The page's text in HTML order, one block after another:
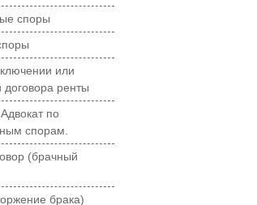
споры
или
договора ренты
по
спорам.
(брачный
брака)